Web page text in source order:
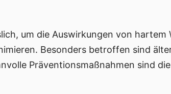
um die Auswirkungen von hartem
Besonders betroffen sind
Präventionsmaßnahmen sind